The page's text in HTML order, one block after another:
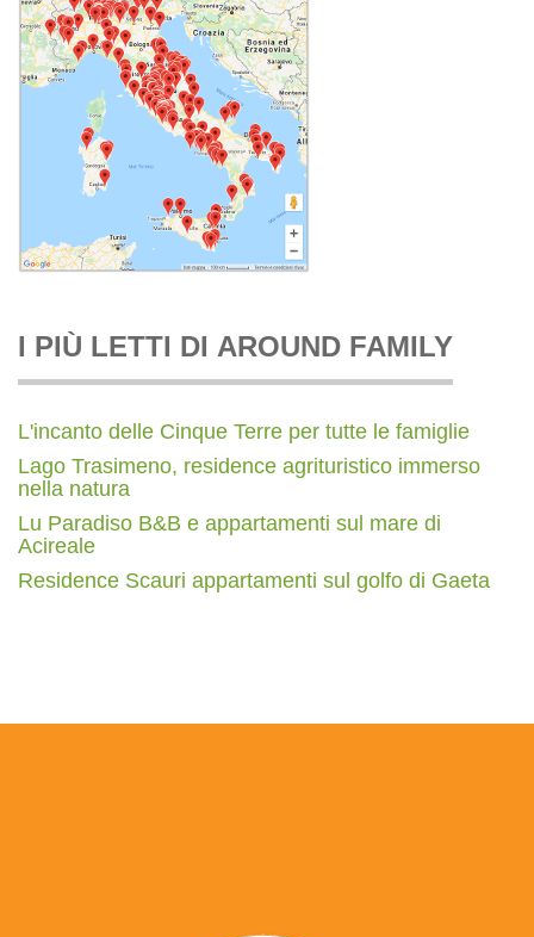
I PIÙ LETTI DI AROUND FAMILY
L'incanto delle Cinque Terre per tutte le famiglie
Lago Trasimeno, residence agrituristico immerso
nella natura
Lu Paradiso B&B e appartamenti sul mare di
Acireale
Residence Scauri appartamenti sul golfo di Gaeta